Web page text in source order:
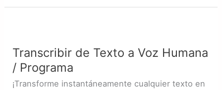
Transcribir de Texto a Voz Humana
/ Programa
¡Transforme instantáneamente cualquier texto en
Texto
a
Voz